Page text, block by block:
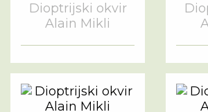
Dioptrijski okvir
Alain Mikli